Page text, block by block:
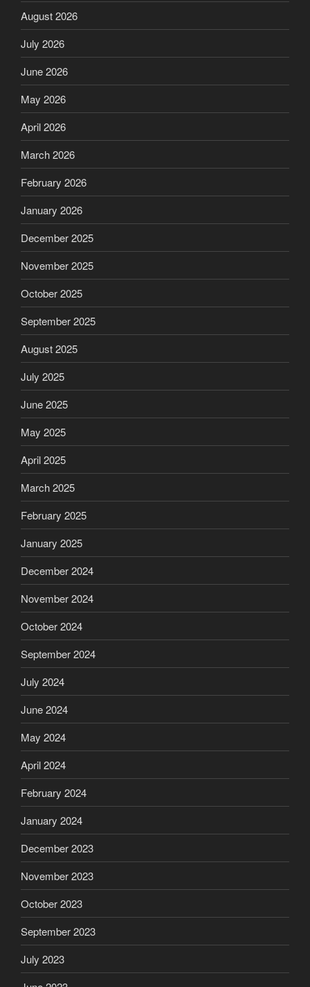
August 2026
July 2026
June 2026
May 2026
April 2026
March 2026
February 2026
January 2026
December 2025
November 2025
October 2025
September 2025
August 2025
July 2025
June 2025
May 2025
April 2025
March 2025
February 2025
January 2025
December 2024
November 2024
October 2024
September 2024
July 2024
June 2024
May 2024
April 2024
February 2024
January 2024
December 2023
November 2023
October 2023
September 2023
July 2023